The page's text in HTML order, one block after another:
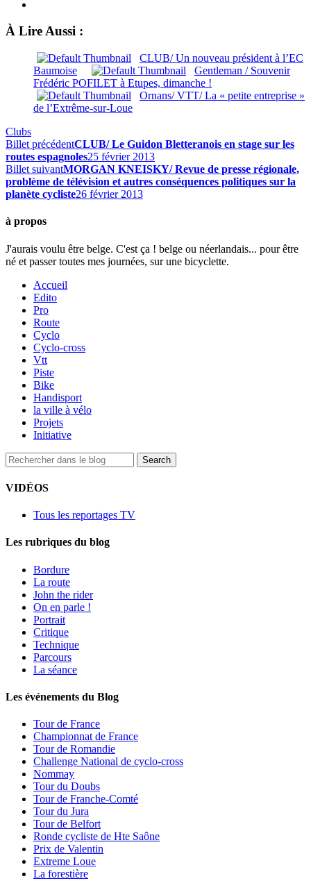
À Lire Aussi :
CLUB/ Un nouveau président à l’EC
Baumoise
Gentleman / Souvenir
Frédéric POFILET à Etupes, dimanche !
Ornans/ VTT/ La « petite entreprise »
de l’Extrême-sur-Loue
Clubs
Billet précédentCLUB/ Le Guidon Bletteranois en stage sur les
routes espagnoles25 février 2013
Billet suivantMORGAN KNEISKY/ Revue de presse régionale,
problème de télévision et autres conséquences politiques sur la
planète cycliste26 février 2013
à propos
J'aurais voulu être belge. C'est ça ! belge ou néerlandais... pour être
né et passer toutes mes journées, sur une bicyclette.
Accueil
Edito
Pro
Route
Cyclo
Cyclo-cross
Vtt
Piste
Bike
Handisport
la ville à vélo
Projets
Initiative
VIDÉOS
Tous les reportages TV
Les rubriques du blog
Bordure
La route
John the rider
On en parle !
Portrait
Critique
Technique
Parcours
La séance
Les événements du Blog
Tour de France
Championnat de France
Tour de Romandie
Challenge National de cyclo-cross
Nommay
Tour du Doubs
Tour de Franche-Comté
Tour du Jura
Tour de Belfort
Ronde cycliste de Hte Saône
Prix de Valentin
Extreme Loue
La forestière